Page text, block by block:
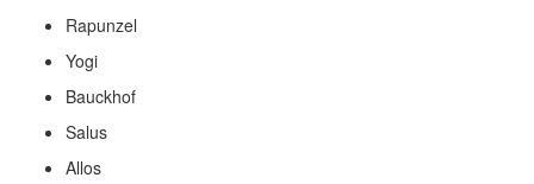
Rapunzel
Yogi
Bauckhof
Salus
Allos